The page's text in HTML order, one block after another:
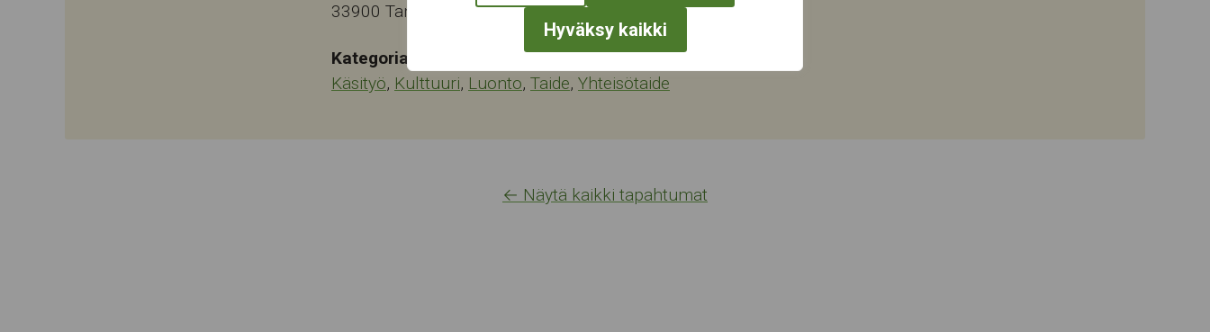
Hyväksy kaikki
33900 Tampere
Kategoriat:
Käsityö, Kulttuuri, Luonto, Taide, Yhteisötaide
← Näytä kaikki tapahtumat